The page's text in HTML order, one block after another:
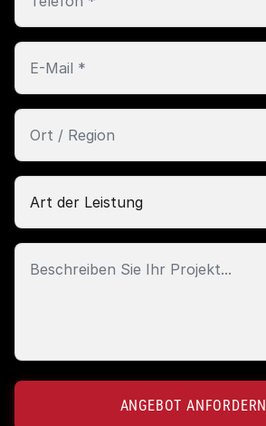
ANGEBOT ANFORDERN